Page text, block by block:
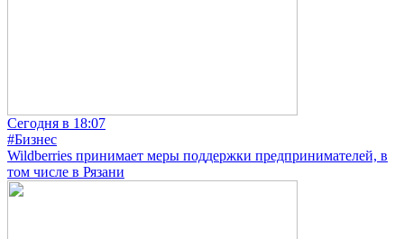
Сегодня в 18:07
#Бизнес
Wildberries принимает меры поддержки предпринимателей, в
том числе в Рязани